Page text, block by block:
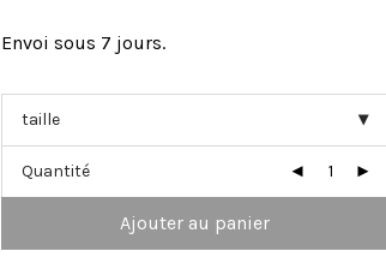
Envoi sous 7 jours.
Quantité
Ajouter au panier